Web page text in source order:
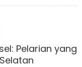
di
Pelarian yang